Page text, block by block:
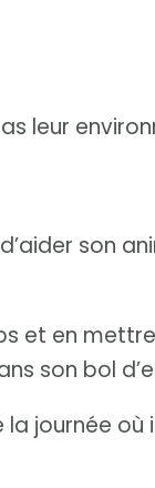
leur
son
et en
son bol
la journée